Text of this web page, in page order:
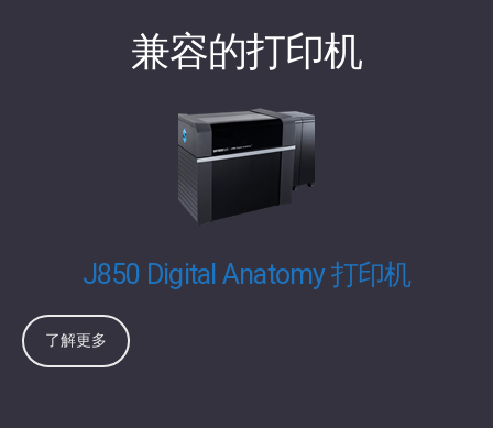
兼容的打印机
J850 Digital Anatomy 打印机
了解更多